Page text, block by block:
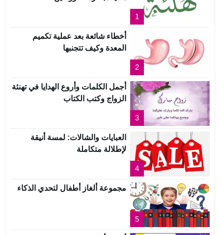
1
2
أخطاء شائعة بعد عملية تكميم
المعدة وكيف تتجنبها
3
أجمل الكلمات وأروع الهدايا في تهنئة
الزواج وكتب الكتاب
4
العبايات والشالات: لمسة أنيقة
لإطلالة متكاملة
5
مجموعة ألغاز أطفال لتحدي الذكاء